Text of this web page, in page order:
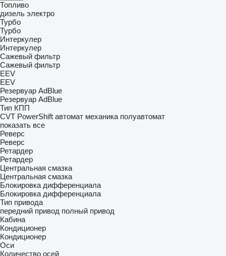
Топливо
дизель электро
Турбо
Турбо
Интеркулер
Интеркулер
Сажевый фильтр
Сажевый фильтр
EEV
EEV
Резервуар AdBlue
Резервуар AdBlue
Тип КПП
CVT PowerShift автомат механика полуавтомат
показать все
Реверс
Реверс
Ретардер
Ретардер
Центральная смазка
Центральная смазка
Блокировка дифференциала
Блокировка дифференциала
Тип привода
передний привод полный привод
Кабина
Кондиционер
Кондиционер
Оси
Количество осей